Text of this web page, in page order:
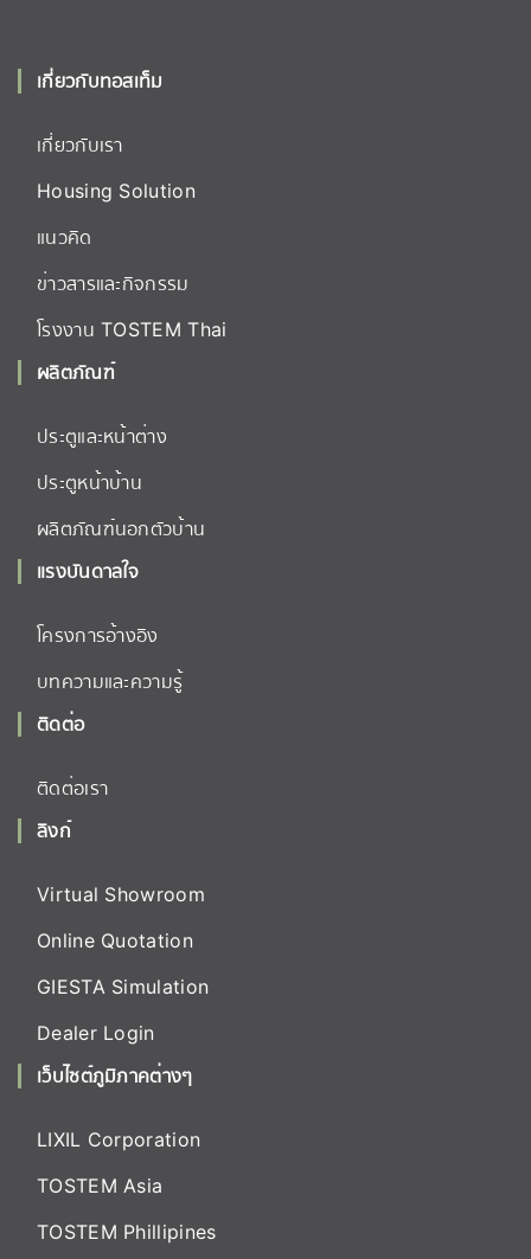
เกี่ยวกับทอสเท็ม
เกี่ยวกับเรา
Housing Solution
แนวคิด
ข่าวสารและกิจกรรม
โรงงาน TOSTEM Thai
ผลิตภัณฑ์
ประตูและหน้าต่าง
ประตูหน้าบ้าน
ผลิตภัณฑ์นอกตัวบ้าน
แรงบันดาลใจ
โครงการอ้างอิง
บทความและความรู้
ติดต่อ
ติดต่อเรา
ลิงก์
Virtual Showroom
Online Quotation
GIESTA Simulation
Dealer Login
เว็บไซต์ภูมิภาคต่างๆ
LIXIL Corporation
TOSTEM Asia
TOSTEM Phillipines